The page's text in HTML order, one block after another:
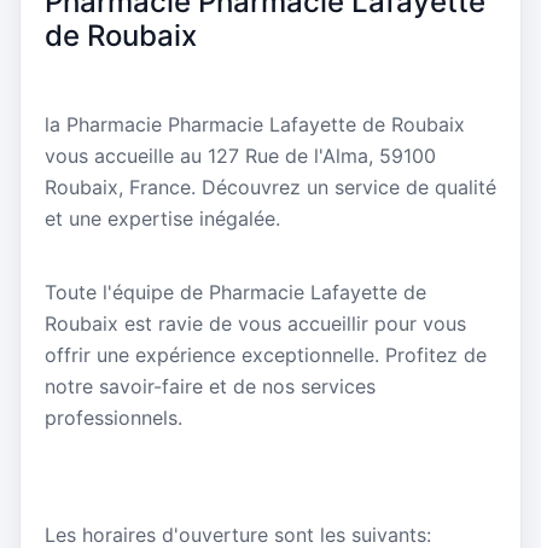
de Roubaix
la Pharmacie Pharmacie Lafayette de Roubaix
vous accueille au 127 Rue de l'Alma, 59100
Roubaix, France. Découvrez un service de qualité
et une expertise inégalée.
Toute l'équipe de Pharmacie Lafayette de
Roubaix est ravie de vous accueillir pour vous
offrir une expérience exceptionnelle. Profitez de
notre savoir-faire et de nos services
professionnels.
Les horaires d'ouverture sont les suivants: